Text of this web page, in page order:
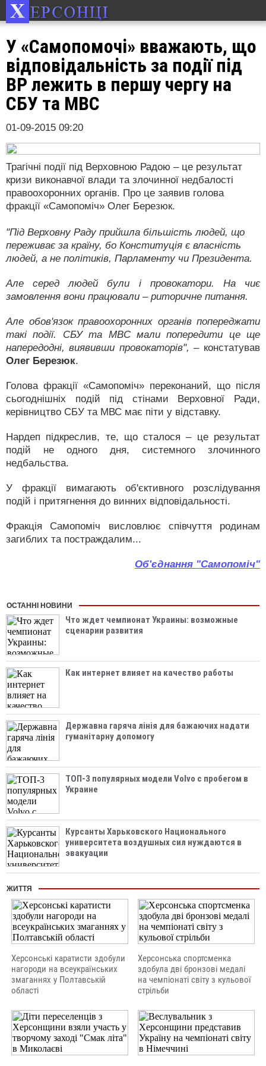
У «Самопомочі» вважають, що
відповідальність за події під
ВР лежить в першу чергу на
СБУ та МВС
01-09-2015 09:20
Трагічні події під Верховною Радою – це результат
кризи виконавчої влади та злочинної недбалості
правоохоронних органів. Про це заявив голова
фракції «Самопоміч» Олег Березюк.
"Під Верховну Раду прийшла більшість людей, що
переживає за країну, бо Конституція є власність
людей, а не політиків, Парламенту чи Президента.
Але серед людей були і провокатори. На чиє
замовлення вони працювали – риторичне питання.
Але обов'язок правоохоронних органів попереджати
такі події. СБУ та МВС мали попередити це ще
напередодні, виявивши провокаторів", –констатував
Олег Березюк.
Голова фракції «Самопоміч» переконаний, що після
сьогоднішніх подій під стінами Верховної Ради,
керівництво СБУ та МВС має піти у відставку.
Нардеп підкреслив, те, що сталося – це результат
подій не одного дня, системного злочинного
недбальства.
У фракції вимагають об'єктивного розслідування
подій і притягнення до винних відповідальності.
Фракція Самопоміч висловлює співчуття родинам
загиблих та постраждалим...
Об'єднання "Самопоміч"
ОСТАННІ НОВИНИ
Что ждет чемпионат Украины: возможные
сценарии развития
Как интернет влияет на качество работы
Державна гаряча лінія для бажаючих надати
гуманітарну допомогу
ТОП-3 популярных модели Volvo с пробегом в
Украине
Курсанты Харьковского Национального
университета воздушных сил нуждаются в
эвакуации
ЖИТТЯ
Херсонські каратисти здобули
нагороди на всеукраїнських
змаганнях у Полтавській
області
Херсонська спортсменка
здобула дві бронзові медалі
на чемпіонаті світу з кульової
стрільби